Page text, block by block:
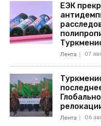
ЕЭК
Лента 07
Лента 06